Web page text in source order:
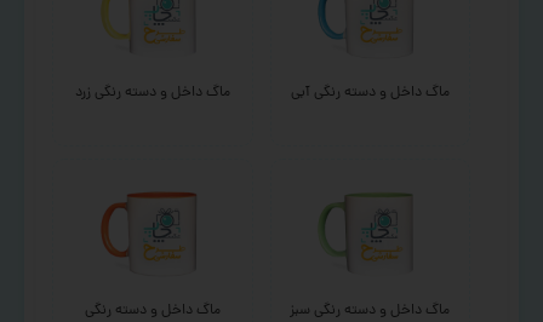
ماگ داخل و دسته رنگی آبی ماگ داخل و دسته رنگی زرد
ماگ داخل و دسته رنگی سبز
ماگ داخل و دسته رنگی